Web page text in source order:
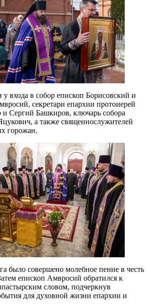
входа в собор епископ Борисовский и
секретари епархии протоиерей
и Сергий Башкиров, ключарь собора
а также священнослужителей
горожан.
было совершено молебное пение в честь
епископ Амвросий обратился к
словом, подчеркнув
для духовной жизни епархии и